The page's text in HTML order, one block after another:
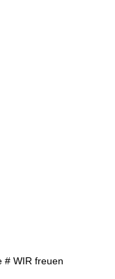
# WIR freuen